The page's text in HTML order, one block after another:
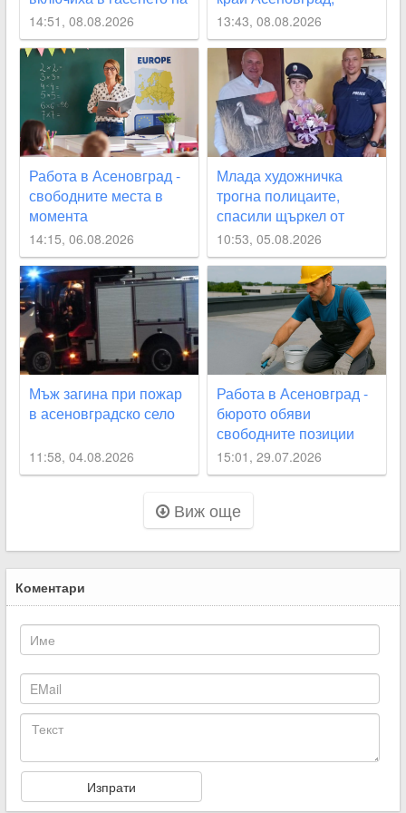
огъня над Асеновград,
засегнат е гробищния
парк СНИМКИ+ВИДЕО
14:51, 08.08.2026
затвориха
околовръстния път
СНИМКИ
13:43, 08.08.2026
Работа в Асеновград -
свободните места в
момента
14:15, 06.08.2026
Млада художничка
трогна полицаите,
спасили щъркел от
огнения ад край
Асеновград
10:53, 05.08.2026
Мъж загина при пожар
в асеновградско село
11:58, 04.08.2026
Работа в Асеновград -
бюрото обяви
свободните позиции
15:01, 29.07.2026
Виж още
Коментари